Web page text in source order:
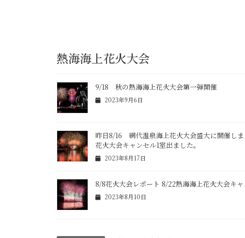
熱海海上花火大会
9/18 秋の熱海海上花火大会第一弾開催
2023年9月6日
昨日8/16 網代温泉海上花火大会盛大に開催し
花火大会キャンセル1室出ました。
2023年8月17日
8/8花火大会レポート 8/22熱海海上花火大会キ
2023年8月10日